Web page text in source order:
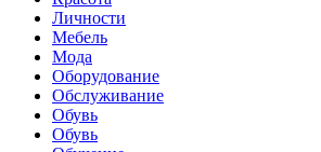
Личности
Мебель
Мода
Оборудование
Обслуживание
Обувь
Обувь